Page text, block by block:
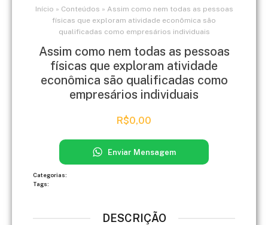
Início » Conteúdos » Assim como nem todas as pessoas
físicas que exploram atividade econômica são
qualificadas como empresários individuais
Assim como nem todas as pessoas
físicas que exploram atividade
econômica são qualificadas como
empresários individuais
R$0,00
Enviar Mensagem
Categorias:
Tags:
DESCRIÇÃO